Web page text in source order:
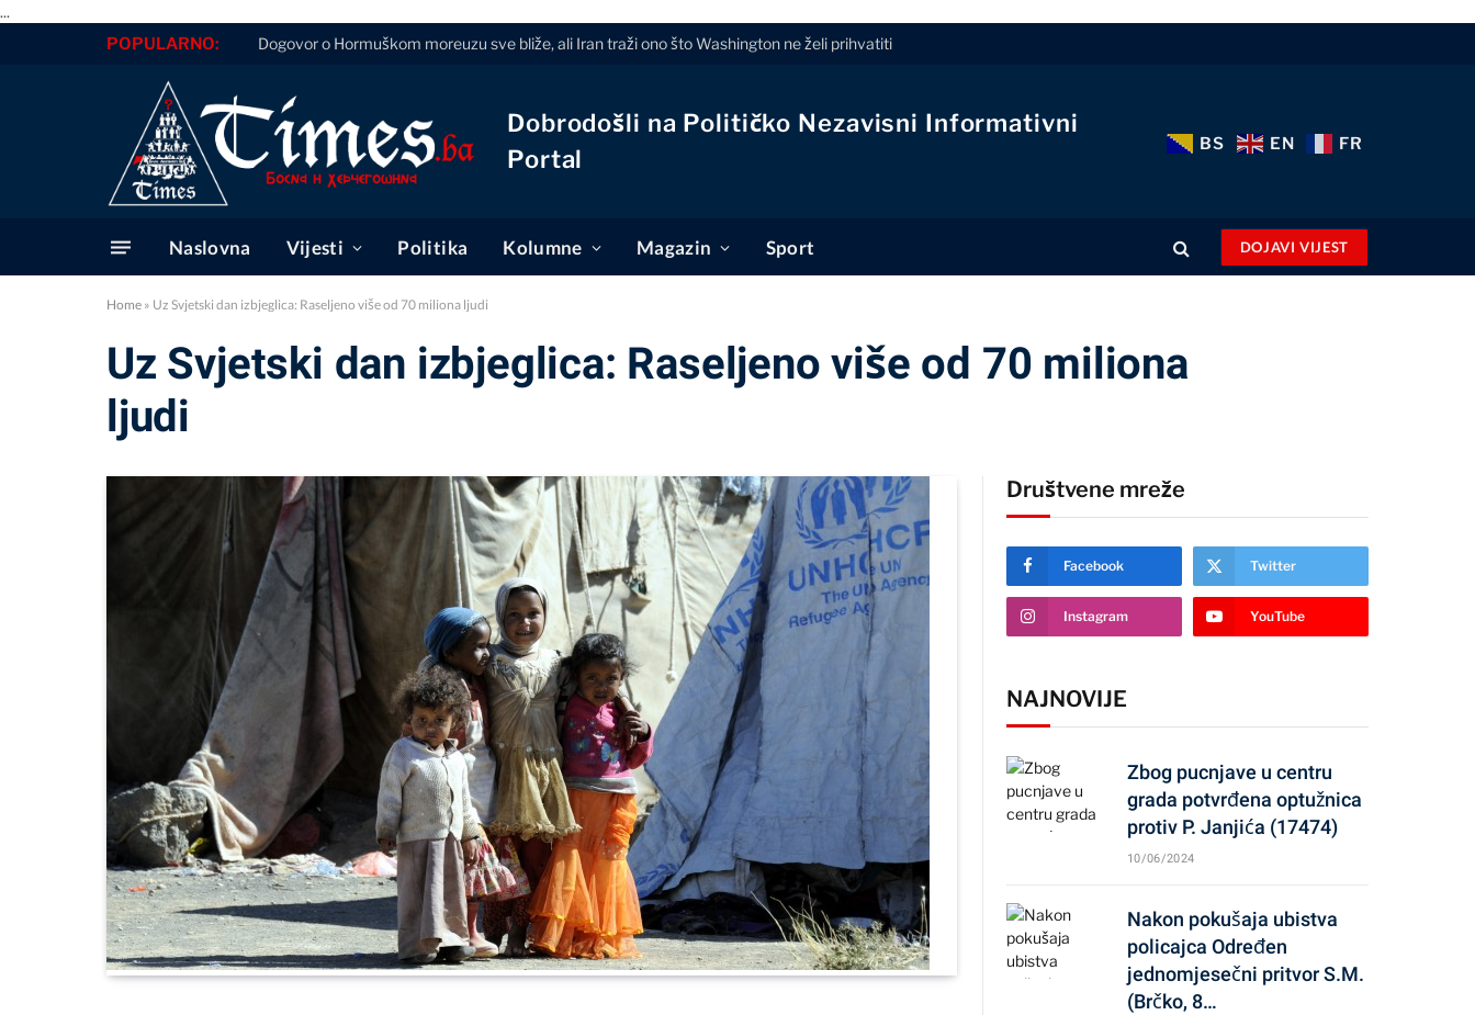
...
POPULARNO: Dogovor o Hormuškom moreuzu sve bliže, ali Iran traži ono što Washington ne želi prihvatiti
Dobrodošli na Političko Nezavisni Informativni
Portal
BS EN FR
Naslovna Vijesti Politika Kolumne Magazin Sport DOJAVI VIJEST
Home » Uz Svjetski dan izbjeglica: Raseljeno više od 70 miliona ljudi
Uz Svjetski dan izbjeglica: Raseljeno više od 70 miliona
ljudi
Društvene mreže
Facebook Twitter
Instagram YouTube
NAJNOVIJE
Zbog pucnjave u centru
grada potvrđena optužnica
protiv P. Janjića (17474)
10/06/2024
Nakon pokušaja ubistva
policajca Određen
jednomjesečni pritvor S.M.
(Brčko, 8…